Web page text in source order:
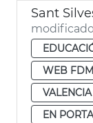
Sant
WEB FDM
VALENCIA
EN